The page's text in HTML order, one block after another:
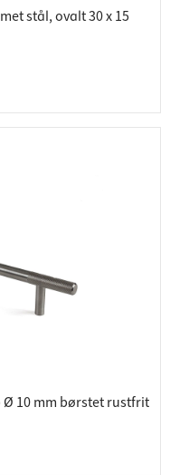
stål, ovalt 30 x 15
Ø 10 mm børstet rustfrit